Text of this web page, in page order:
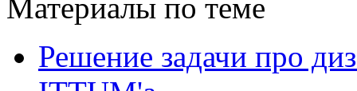
Материалы по теме
Решение задачи про